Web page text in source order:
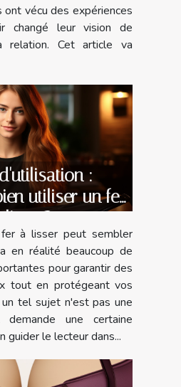
vécu des expériences
changé leur vision de
Cet article va
:
utiliser un fer
lisser?
à lisser peut sembler
en réalité beaucoup de
pour garantir des
tout en protégeant vos
tel sujet n'est pas une
une certaine
guider le lecteur dans...